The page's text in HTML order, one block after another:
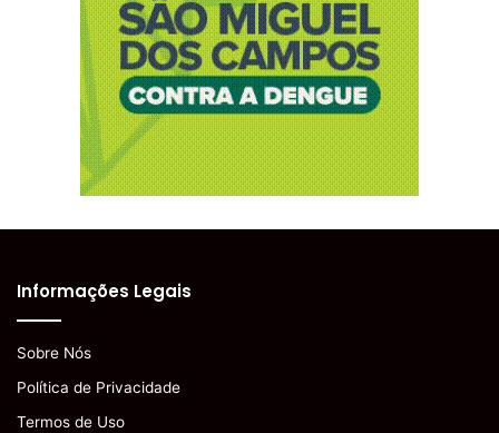
Informações Legais
Sobre Nós
Política de Privacidade
Termos de Uso